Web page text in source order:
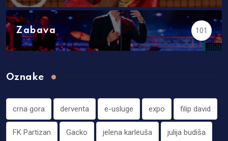
Zabava 101
Oznake
crna gora derventa e-usluge expo filip david
FK Partizan Gacko jelena karleuša julija budiša